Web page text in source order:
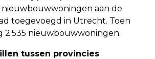
aan de
toegevoegd in Utrecht. Toen
2.535 nieuwbouwwoningen.
tussen provincies